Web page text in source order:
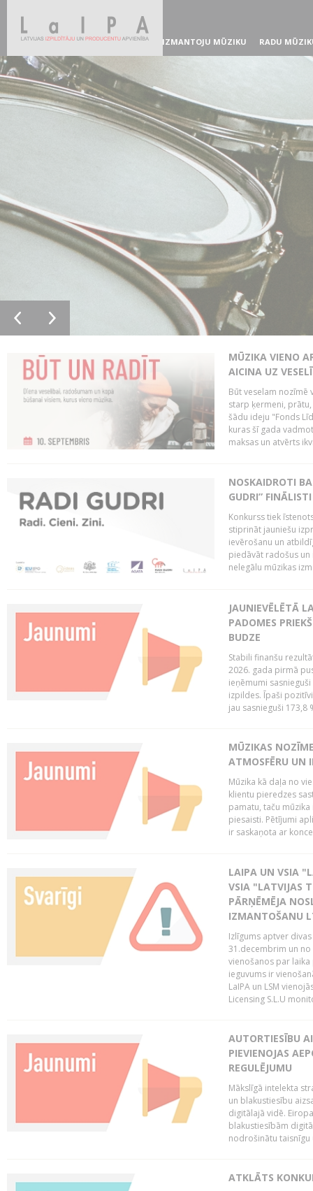
IZMANTOJU MŪZIKU RADU
MŪZIKA VIENO
AICINA UZ
Būt veselam nozīmē
starp ķermeni,
šādu ideju "Fonds
kuras šī gada
maksas un atvērts
NOSKAIDROTI
GUDRI” FINĀLISTI
Konkurss tiek
stiprināt jauniešu
ievērošanu un
piedāvāt radošus
nelegālu mūzikas
JAUNIEVĒLĒTĀ
PADOMES
BUDZE
Stabili finanšu
2026. gada pirmā
ieņēmumi
izpildes. Īpaši
jau sasnieguši 173,8
MŪZIKAS
ATMOSFĒRU UN
Mūzika kā daļa no
klientu pieredzes
pamatu, taču
piesaisti. Pētījumi
ir saskaņota ar
LAIPA UN VSIA
VSIA "LATVIJAS
PĀRŅĒMĒJA
IZMANTOŠANU
Izlīgums aptver
31.decembrim un no
vienošanos par
ieguvums ir
LaIPA un LSM
Licensing S.L.U
AUTORTIESĪBU
PIEVIENOJAS
REGULĒJUMU
Mākslīgā intelekta
un blakustiesību
digitālajā vidē.
blakustiesībām
nodrošinātu taisnīgu
ATKLĀTS